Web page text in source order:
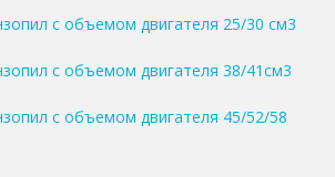
с объемом двигателя 25/30 см3
с объемом двигателя 38/41см3
с объемом двигателя 45/52/58